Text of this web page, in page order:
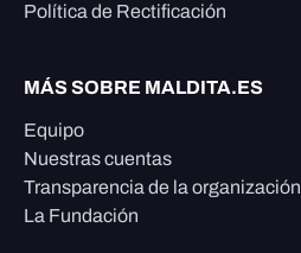
Política de Rectificación
MÁS SOBRE MALDITA.ES
Equipo
Nuestras cuentas
Transparencia de la organización
La Fundación